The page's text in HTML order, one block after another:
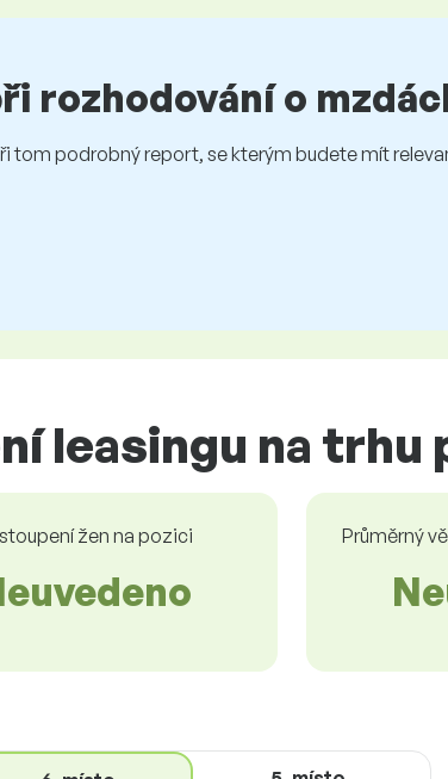
rozhodování o
podrobný report, se kterým budete mít
leasingu na trhu
žen na pozici Průměrný